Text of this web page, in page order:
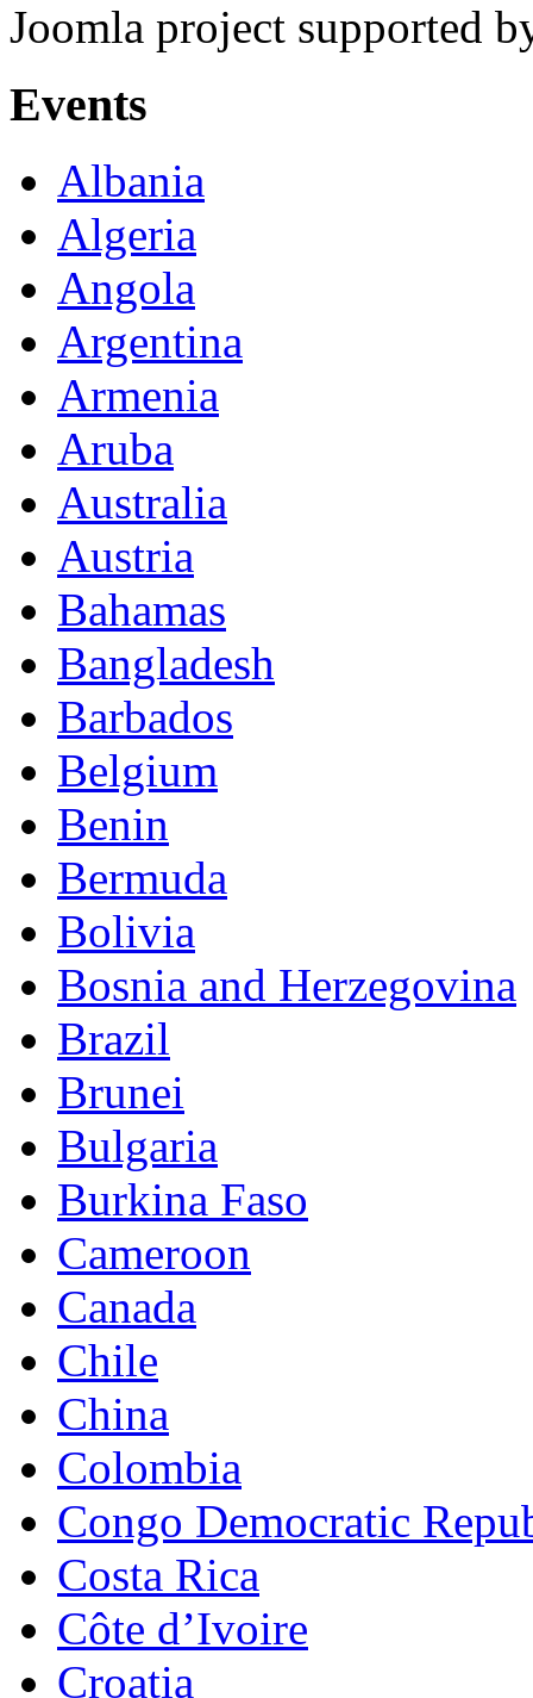
Joomla project supported
Events
Albania
Algeria
Angola
Argentina
Armenia
Aruba
Australia
Austria
Bahamas
Bangladesh
Barbados
Belgium
Benin
Bermuda
Bolivia
Bosnia and Herzegovina
Brazil
Brunei
Bulgaria
Burkina Faso
Cameroon
Canada
Chile
China
Colombia
Congo Democratic
Costa Rica
Côte d’Ivoire
Croatia